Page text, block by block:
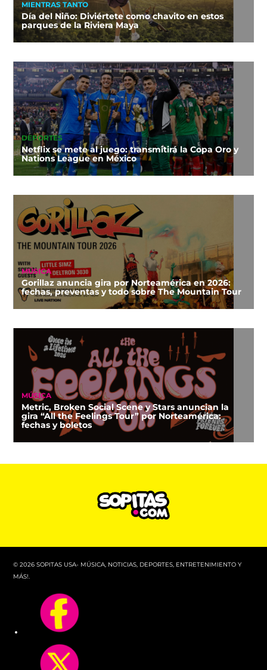
MIENTRAS TANTO
Día del Niño: Diviértete como chavito en estos
parques de la Riviera Maya
DEPORTES
Netflix se mete al juego: transmitirá la Copa Oro y
Nations League en México
MÚSICA
Gorillaz anuncia gira por Norteamérica en 2026:
fechas, preventas y todo sobre The Mountain Tour
MÚSICA
Metric, Broken Social Scene y Stars anuncian la
gira “All the Feelings Tour” por Norteamérica:
fechas y boletos
© 2026 SOPITAS USA- MÚSICA, NOTICIAS, DEPORTES, ENTRETENIMIENTO Y
MÁS!.